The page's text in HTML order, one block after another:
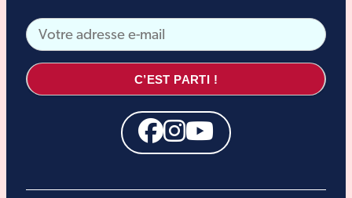
C’EST PARTI !